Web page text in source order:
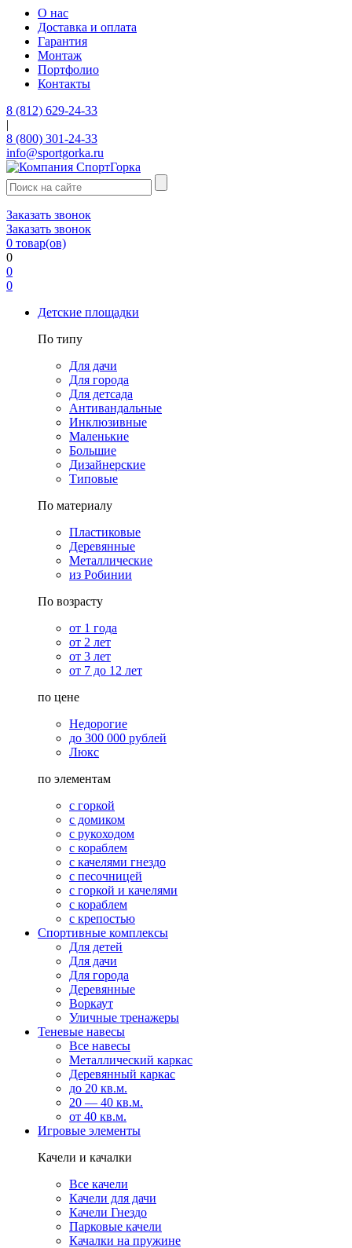
О нас
Доставка и оплата
Гарантия
Монтаж
Портфолио
Контакты
8 (812) 629-24-33
|
8 (800) 301-24-33
info@sportgorka.ru
Заказать звонок
Заказать звонок
0 товар(ов)
0
0
0
Детские площадки
По типу
Для дачи
Для города
Для детсада
Антивандальные
Инклюзивные
Маленькие
Большие
Дизайнерские
Типовые
По материалу
Пластиковые
Деревянные
Металлические
из Робинии
По возрасту
от 1 года
от 2 лет
от 3 лет
от 7 до 12 лет
по цене
Недорогие
до 300 000 рублей
Люкс
по элементам
с горкой
с домиком
с рукоходом
с кораблем
с качелями гнездо
с песочницей
с горкой и качелями
с кораблем
с крепостью
Спортивные комплексы
Для детей
Для дачи
Для города
Деревянные
Воркаут
Уличные тренажеры
Теневые навесы
Все навесы
Металлический каркас
Деревянный каркас
до 20 кв.м.
20 — 40 кв.м.
от 40 кв.м.
Игровые элементы
Качели и качалки
Все качели
Качели для дачи
Качели Гнездо
Парковые качели
Качалки на пружине